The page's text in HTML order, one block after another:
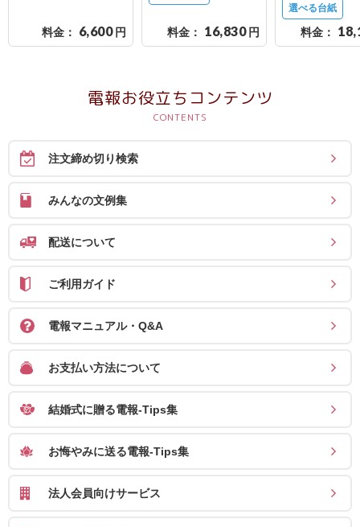
報-
Tips
会
向
サ
ビ
ハ
ト
報
ボ
料金： 6,600 円 料金： 16,830 円
選べる台紙
料金：
電報お役立ちコンテンツ
注文締め切り検索
みんなの文例集
配送について
ご利用ガイド
電報マニュアル・Q&A
お支払い方法について
結婚式に贈る電報-Tips集
お悔やみに送る電報-Tips集
法人会員向けサービス